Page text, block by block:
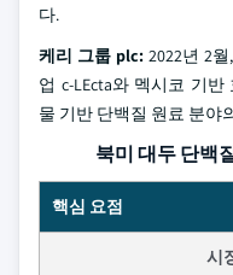
다.
케리 그룹 plc: 2022년 2
업 c-LEcta와 멕시코 기
물 기반 단백질 원료 분야
북미 대두 단백
핵심 요점
시